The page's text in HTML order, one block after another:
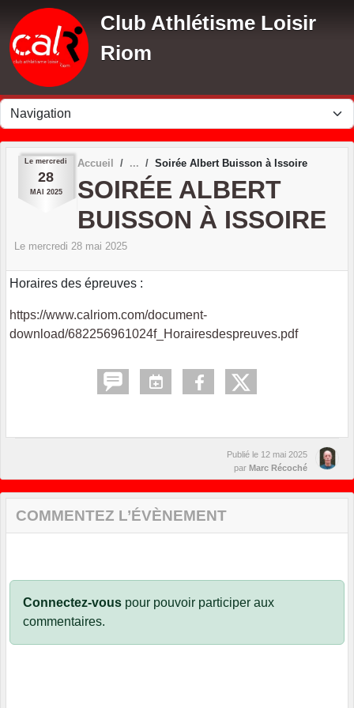
Club Athlétisme Loisir
Riom
Le mercredi
28
MAI 2025
Accueil Soirée Albert Buisson à Issoire
SOIRÉE ALBERT
BUISSON À ISSOIRE
Le mercredi 28 mai 2025
Horaires des épreuves :
https://www.calriom.com/document-
download/682256961024f_Horairesdespreuves.pdf
Publié le 12 mai 2025
par Marc Récoché
COMMENTEZ L’ÉVÈNEMENT
Connectez-vous pour pouvoir participer aux
commentaires.
Panneau de gestion des cookies